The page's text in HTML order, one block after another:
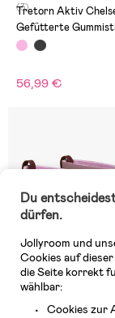
(3)
Tretorn Aktiv
Gefütterte
56,99 €
Du
dürfen.
Jollyroom und
Cookies auf
die Seite korrekt
wählbar:
Cookies zur